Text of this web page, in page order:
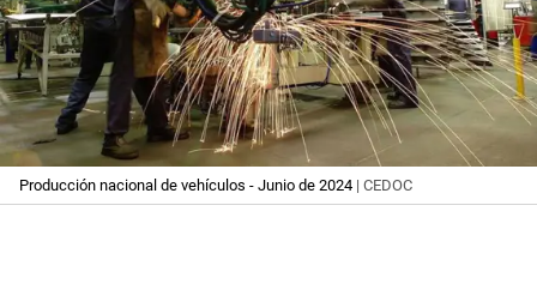
Producción nacional de vehículos - Junio de 2024 | CEDOC